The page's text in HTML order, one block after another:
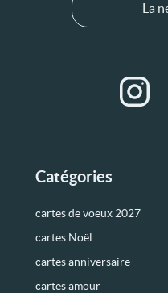
Catégories
cartes de voeux 2027
cartes Noël
cartes anniversaire
cartes amour
La